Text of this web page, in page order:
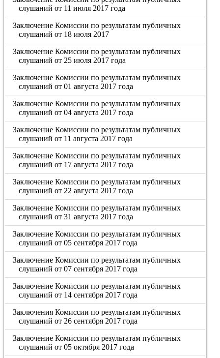
слушаний от 11 июля 2017 года
Заключение Комиссии по результатам публичных
слушаний от 18 июля 2017
Заключение Комиссии по результатам публичных
слушаний от 25 июля 2017 года
Заключение Комиссии по результатам публичных
слушаний от 01 августа 2017 года
Заключение Комиссии по результатам публичных
слушаний от 04 августа 2017 года
Заключение Комиссии по результатам публичных
слушаний от 11 августа 2017 года
Заключение Комиссии по результатам публичных
слушаний от 17 августа 2017 года
Заключение Комиссии по результатам публичных
слушаний от 22 августа 2017 года
Заключение Комиссии по результатам публичных
слушаний от 31 августа 2017 года
Заключение Комиссии по результатам публичных
слушаний от 05 сентября 2017 года
Заключение Комиссии по результатам публичных
слушаний от 07 сентября 2017 года
Заключение Комиссии по результатам публичных
слушаний от 14 сентября 2017 года
Заключения Комиссии по результатам публичных
слушаний от 26 сентября 2017 года
Заключение Комиссии по результатам публичных
слушаний от 05 октября 2017 года